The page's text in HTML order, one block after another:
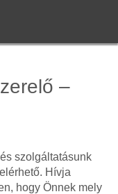
–
szolgáltatásunk
Hívja
hogy Önnek mely